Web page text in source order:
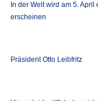
In der Welt wird am 5.
erscheinen
Präsident Otto Leibfritz